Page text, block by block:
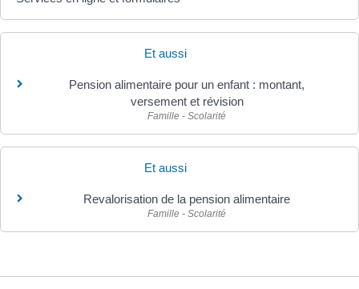
Et aussi
Pension alimentaire pour un enfant : montant,
versement et révision
Famille - Scolarité
Et aussi
Revalorisation de la pension alimentaire
Famille - Scolarité